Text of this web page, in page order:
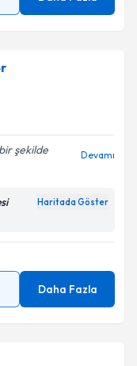
şekilde
Devamı
Haritada Göster
Daha Fazla